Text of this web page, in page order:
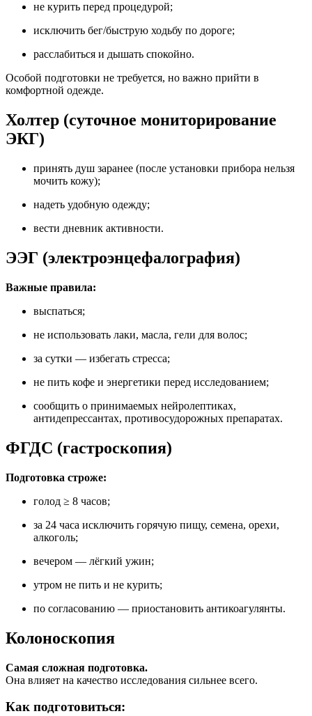
не курить перед процедурой;
исключить бег/быструю ходьбу по дороге;
расслабиться и дышать спокойно.
Особой подготовки не требуется, но важно прийти в
комфортной одежде.
Холтер (суточное мониторирование
ЭКГ)
принять душ заранее (после установки прибора нельзя
мочить кожу);
надеть удобную одежду;
вести дневник активности.
ЭЭГ (электроэнцефалография)
Важные правила:
выспаться;
не использовать лаки, масла, гели для волос;
за сутки — избегать стресса;
не пить кофе и энергетики перед исследованием;
сообщить о принимаемых нейролептиках,
антидепрессантах, противосудорожных препаратах.
ФГДС (гастроскопия)
Подготовка строже:
голод ≥ 8 часов;
за 24 часа исключить горячую пищу, семена, орехи,
алкоголь;
вечером — лёгкий ужин;
утром не пить и не курить;
по согласованию — приостановить антикоагулянты.
Колоноскопия
Самая сложная подготовка.
Она влияет на качество исследования сильнее всего.
Как подготовиться: